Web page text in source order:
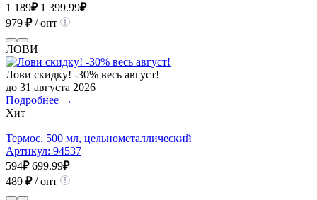
1 189₽ 1 399.99₽
979 ₽/ опт
ЛОВИ
Лови скидку! -30% весь август!
до 31 августа 2026
Подробнее →
Хит
Термос, 500 мл, цельнометаллический
Артикул: 94537
594₽ 699.99₽
489 ₽/ опт